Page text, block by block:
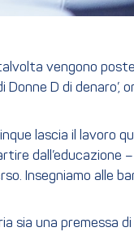
vengono
D di denaro’,
lascia il lavoro
dall’educazione
Insegniamo alle
sia una premessa